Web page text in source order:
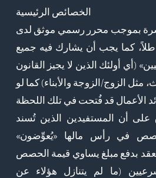
الخصائص الرئيسية
بموجب محرر رسمي موثق لدى
كما يجب أن يشارك فيه جميع
(أي أولئك الذين لا يجيز القانون
مثل الزوج/الزوجة والأبناء) كما لو
الأعمال قد فُتحت في تلك اللحظة
أن المستفيدين الذين تُسند
في رأس مالها «يُعوِّضون»
بدفع مبلغ يساوي قيمة الحصص
(ما لم يتنازل هؤلاء عن